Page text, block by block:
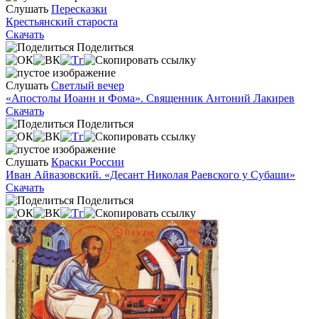
Слушать Пересказки
Крестьянский староста
Скачать
Поделиться
Слушать Светлый вечер
«Апостолы Иоанн и Фома». Священник Антоний Лакирев
Скачать
Поделиться
Слушать Краски России
Иван Айвазовский. «Десант Николая Раевского у Субаши»
Скачать
Поделиться